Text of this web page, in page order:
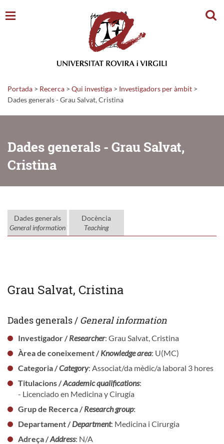
Portada > Recerca > Qui investiga > Investigadors per àmbit >
Dades generals - Grau Salvat, Cristina
Dades generals - Grau Salvat,
Cristina
Dades generals
General information
Docència
Teaching
Grau Salvat, Cristina
Dades generals / General information
Investigador /Researcher: Grau Salvat, Cristina
Àrea de coneixement /Knowledge area: U(MC)
Categoria /Category: Associat/da mèdic/a laboral 3 hores
Titulacions /Academic qualifications:
- Licenciado en Medicina y Cirugía
Grup de Recerca /Research group:
Departament /Department: Medicina i Cirurgia
Adreça /Address: N/A